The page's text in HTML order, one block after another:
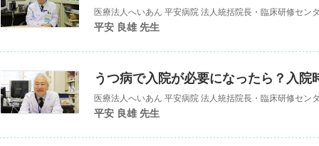
平安 良雄 先生
うつ病で入院が必要になったら？入院
平安 良雄 先生